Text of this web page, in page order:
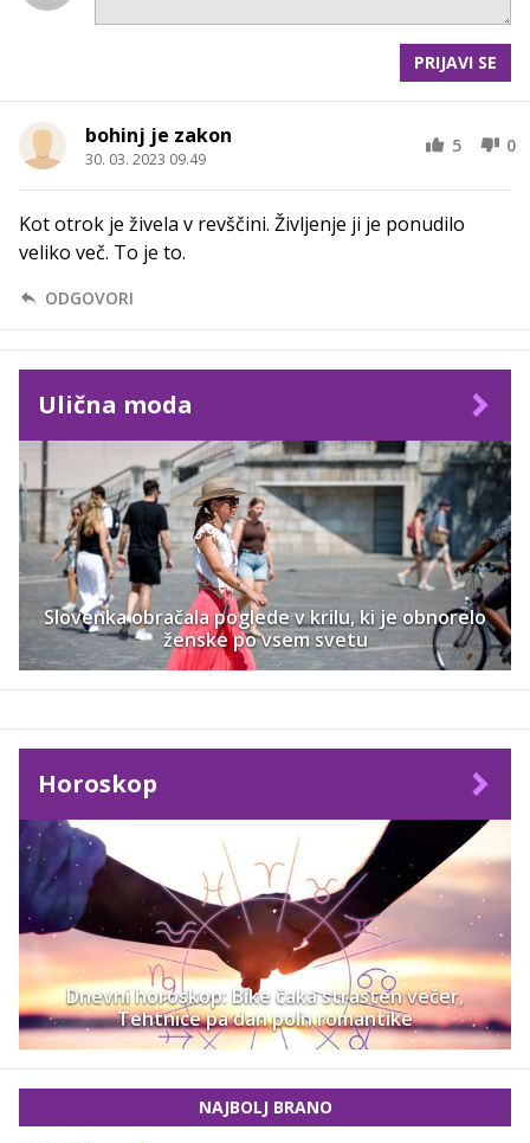
PRIJAVI SE
bohinj je zakon
30. 03. 2023 09.49
5 0
Kot otrok je živela v revščini. Življenje ji je ponudilo
veliko več. To je to.
ODGOVORI
Ulična moda
Slovenka obračala poglede v krilu, ki je obnorelo
ženske po vsem svetu
Horoskop
Dnevni horoskop: Bike čaka strasten večer,
Tehtnice pa dan poln romantike
NAJBOLJ BRANO